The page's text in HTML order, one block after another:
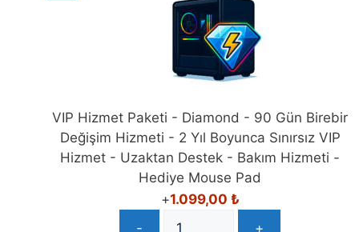
VIP Hizmet Paketi - Diamond - 90 Gün Birebir
Değişim Hizmeti - 2 Yıl Boyunca Sınırsız VIP
Hizmet - Uzaktan Destek - Bakım Hizmeti -
Hediye Mouse Pad
+1.099,00 ₺
-
+